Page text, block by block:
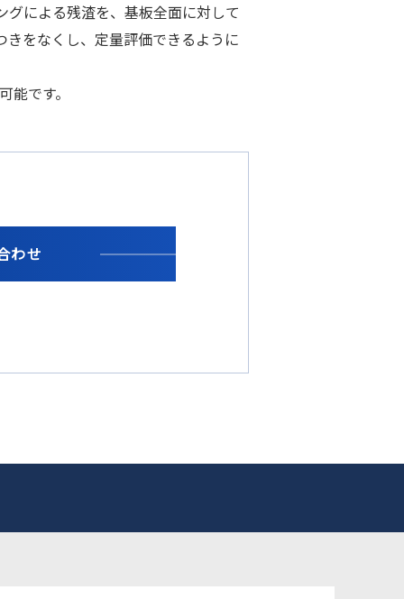
による残渣を、基板全面に対して
をなくし、定量評価できるように
です。
わせ